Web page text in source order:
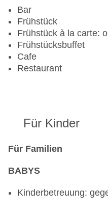
Bar
Frühstück
Frühstück à la carte:
Frühstücksbuffet
Cafe
Restaurant
Für Kinder
Für Familien
BABYS
Kinderbetreuung: